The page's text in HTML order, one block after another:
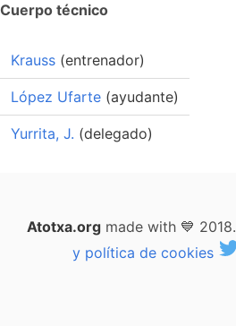
Cuerpo técnico
Krauss (entrenador)
López Ufarte (ayudante)
Yurrita, J. (delegado)
Atotxa.orgmade with 💙 2018.
y política de cookies